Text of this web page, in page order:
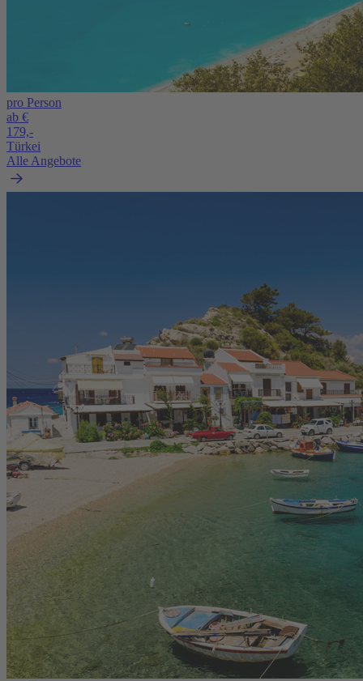
pro Person
ab €
179,-
Türkei
Alle Angebote